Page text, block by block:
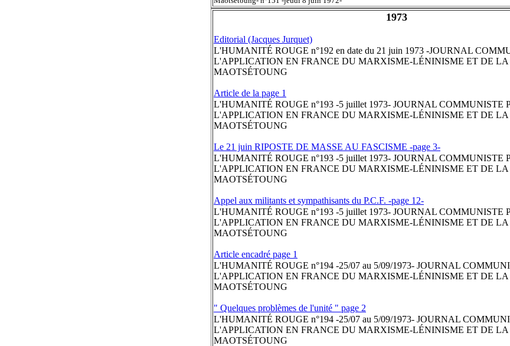
1973
Editorial (Jacques Jurquet)
L'HUMANITÉ ROUGE n°192 en date du 21 juin 1973 -JOURNAL
L'APPLICATION EN FRANCE DU MARXISME-LÉNINISME ET DE LA
MAOTSÉTOUNG
Article de la page 1
L'HUMANITÉ ROUGE n°193 -5 juillet 1973- JOURNAL COMMUNISTE
L'APPLICATION EN FRANCE DU MARXISME-LÉNINISME ET DE LA
MAOTSÉTOUNG
Le 21 juin RIPOSTE DE MASSE AU FASCISME -page 3-
L'HUMANITÉ ROUGE n°193 -5 juillet 1973- JOURNAL COMMUNISTE
L'APPLICATION EN FRANCE DU MARXISME-LÉNINISME ET DE LA
MAOTSÉTOUNG
Appel aux militants et sympathisants du P.C.F. -page 12-
L'HUMANITÉ ROUGE n°193 -5 juillet 1973- JOURNAL COMMUNISTE
L'APPLICATION EN FRANCE DU MARXISME-LÉNINISME ET DE LA
MAOTSÉTOUNG
Article encadré page 1
L'HUMANITÉ ROUGE n°194 -25/07 au 5/09/1973- JOURNAL
L'APPLICATION EN FRANCE DU MARXISME-LÉNINISME ET DE LA
MAOTSÉTOUNG
" Quelques problèmes de l'unité " page 2
L'HUMANITÉ ROUGE n°194 -25/07 au 5/09/1973- JOURNAL
L'APPLICATION EN FRANCE DU MARXISME-LÉNINISME ET DE LA
MAOTSÉTOUNG